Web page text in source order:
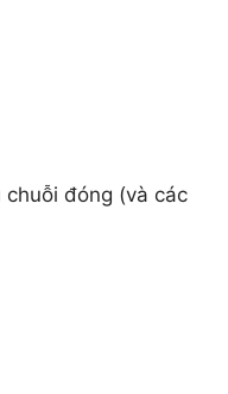
đóng (và các